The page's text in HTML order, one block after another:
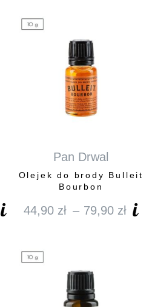
Zakres
34,90 zł
Pan Drwal
Olejek do brody Bulleit
Bourbon
44,90 zł – 79,90 zł